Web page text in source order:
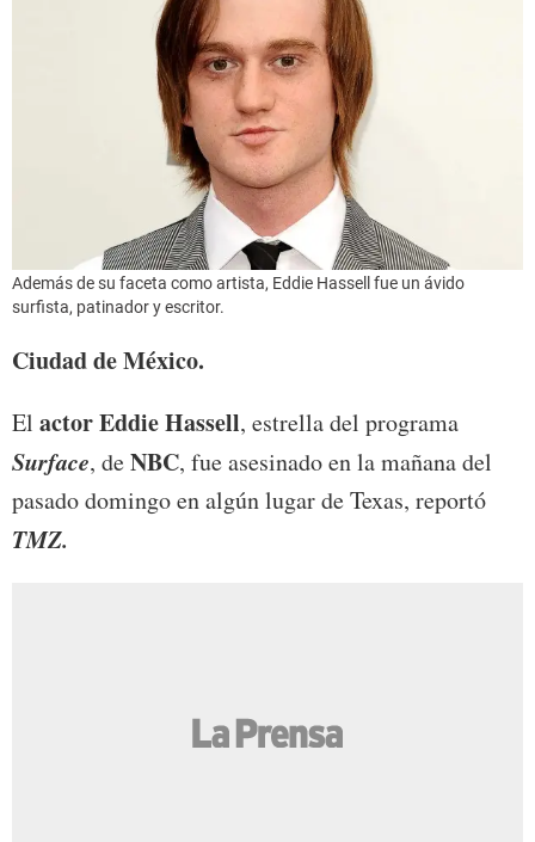
Además de su faceta como artista, Eddie Hassell fue un ávido
surfista, patinador y escritor.
Ciudad de México.
El actor Eddie Hassell, estrella del programa
Surface, deNBC, fue asesinado en la mañana del
pasado domingo en algún lugar de Texas, reportó
TMZ.